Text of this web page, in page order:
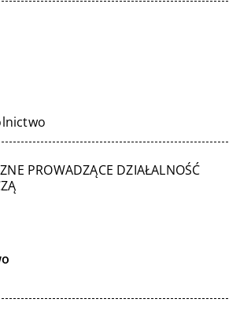
PROWADZĄCE DZIAŁALNOŚĆ